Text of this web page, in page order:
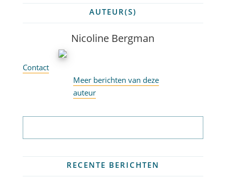
AUTEUR(S)
Nicoline Bergman
Contact
Meer berichten van deze
auteur
RECENTE BERICHTEN